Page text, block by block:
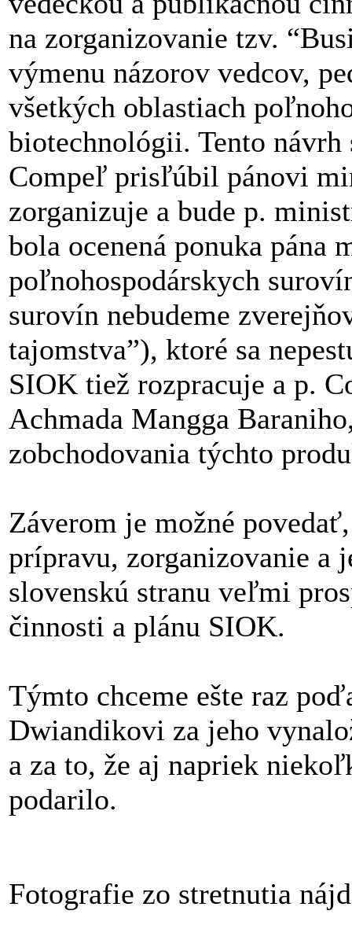
na zorganizovanie tzv.
výmenu názorov vedcov,
všetkých oblastiach
biotechnológii. Tento
Compeľ prisľúbil pánovi
zorganizuje a bude p.
bola ocenená ponuka pána
poľnohospodárskych
surovín nebudeme
tajomstva”), ktoré sa
SIOK tiež rozpracuje a p.
Achmada Mangga
zobchodovania týchto
Záverom je možné
prípravu, zorganizovanie a
slovenskú stranu veľmi
činnosti a plánu SIOK.
Týmto chceme ešte raz
Dwiandikovi za jeho
a za to, že aj napriek
podarilo.
Fotografie zo stretnutia